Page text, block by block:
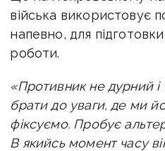
війська використовує
напевно, для
роботи.
«Противник не дурний і
брати до уваги, де ми
фіксуємо. Пробує
В якийсь момент часу